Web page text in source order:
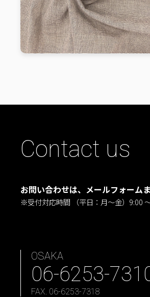
Contact us
お問い合わせは、メールフォーム
※受付対応時間 （平日：月〜金）9:00
OSAKA
06-6253-
FAX. 06-6253-7318